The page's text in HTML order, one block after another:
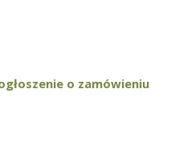
o zamówieniu